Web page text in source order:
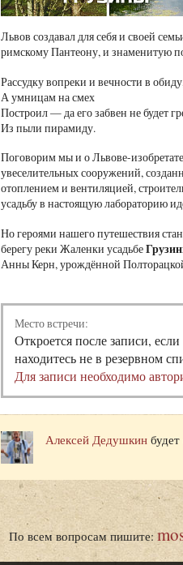
Львов создавал для себя и своей
римскому Пантеону, и знаменитую
Рассудку вопреки и вечности в
А умницам на смех
Построил — да его забвен не будет
Из пыли пирамиду.
Поговорим мы и о Львове-
увеселительных сооружений,
отоплением и вентиляцией,
усадьбу в настоящую лабораторию
Но героями нашего путешествия
берегу реки Жаленки усадьбе
Анны Керн, урождённой
Место встречи:
Откроется после записи,
находитесь не в резервном
Для записи необходимо
Алексей Дедушкин
По всем вопросам пишите: